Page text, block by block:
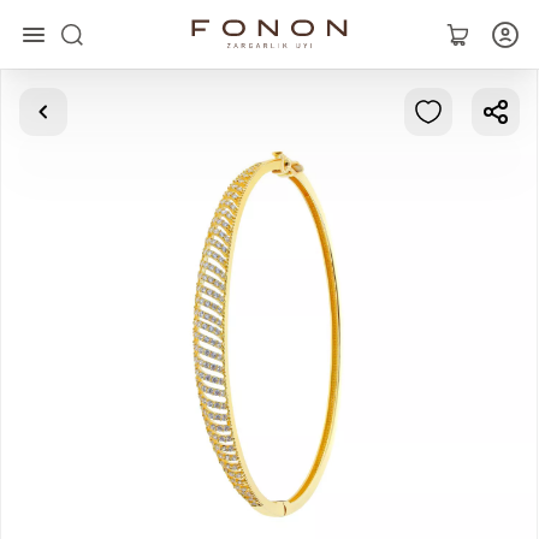
Главная